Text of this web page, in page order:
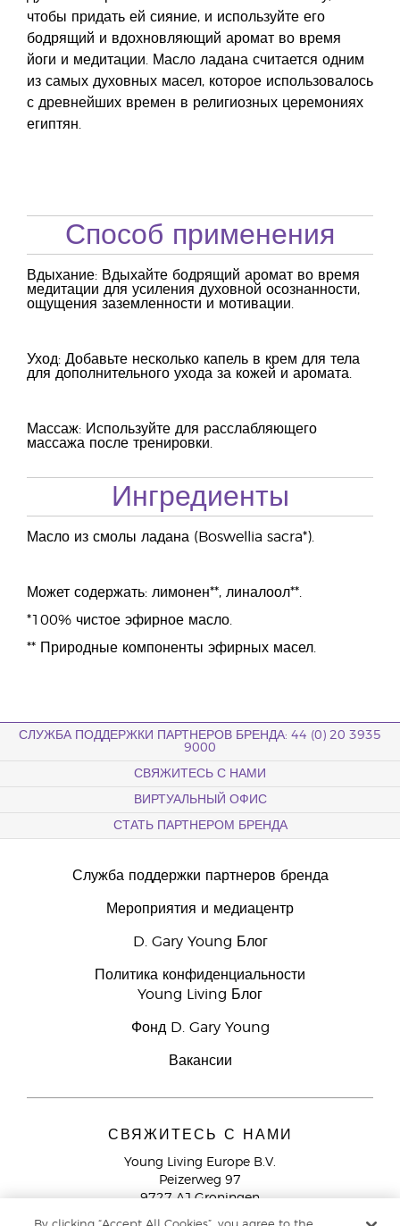
чтобы придать ей сияние, и используйте его
бодрящий и вдохновляющий аромат во время
йоги и медитации. Масло ладана считается одним
из самых духовных масел, которое использовалось
с древнейших времен в религиозных церемониях
египтян.
Способ применения
Вдыхание: Вдыхайте бодрящий аромат во время
медитации для усиления духовной осознанности,
ощущения заземленности и мотивации.
Уход: Добавьте несколько капель в крем для тела
для дополнительного ухода за кожей и аромата.
Массаж: Используйте для расслабляющего
массажа после тренировки.
Ингредиенты
Масло из смолы ладана (Boswellia sacra*).
Может содержать: лимонен**, линалоол**.
*100% чистое эфирное масло.
** Природные компоненты эфирных масел.
СЛУЖБА ПОДДЕРЖКИ ПАРТНЕРОВ БРЕНДА: 44 (0) 20 3935
9000
СВЯЖИТЕСЬ С НАМИ
ВИРТУАЛЬНЫЙ ОФИС
СТАТЬ ПАРТНЕРОМ БРЕНДА
Служба поддержки партнеров бренда
Мероприятия и медиацентр
D. Gary Young Блог
Политика конфиденциальности
Young Living Блог
Фонд D. Gary Young
Вакансии
СВЯЖИТЕСЬ С НАМИ
Young Living Europe B.V.
Peizerweg 97
9727 AJ Groningen
Netherlands